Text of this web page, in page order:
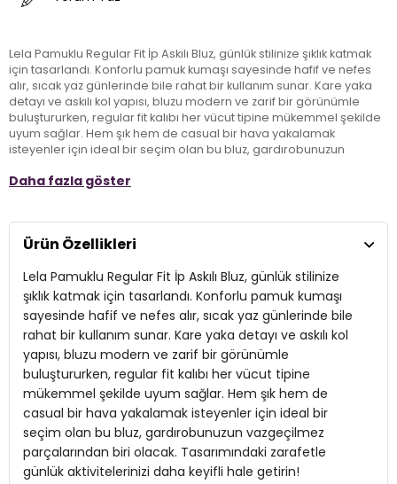
Lela Pamuklu Regular Fit İp Askılı Bluz, günlük stilinize şıklık katmak
için tasarlandı. Konforlu pamuk kumaşı sayesinde hafif ve nefes
alır, sıcak yaz günlerinde bile rahat bir kullanım sunar. Kare yaka
detayı ve askılı kol yapısı, bluzu modern ve zarif bir görünümle
buluştururken, regular fit kalıbı her vücut tipine mükemmel şekilde
uyum sağlar. Hem şık hem de casual bir hava yakalamak
isteyenler için ideal bir seçim olan bu bluz, gardırobunuzun
günlük aktivitelerinizi daha keyifli hale getirin!
Model:
Materyal:Pamuk
Yaka Tipi:Kare Yaka
Kol Tipi: Askılı
Kumaş Tipi:Belirtilmemiş
Boy:Standart
Kalıp Bilgisi:Regular Fit
Daha fazla göster
Ürün Özellikleri
Lela Pamuklu Regular Fit İp Askılı Bluz, günlük stilinize
şıklık katmak için tasarlandı. Konforlu pamuk kumaşı
sayesinde hafif ve nefes alır, sıcak yaz günlerinde bile
rahat bir kullanım sunar. Kare yaka detayı ve askılı kol
yapısı, bluzu modern ve zarif bir görünümle
buluştururken, regular fit kalıbı her vücut tipine
mükemmel şekilde uyum sağlar. Hem şık hem de
casual bir hava yakalamak isteyenler için ideal bir
seçim olan bu bluz, gardırobunuzun vazgeçilmez
parçalarından biri olacak. Tasarımındaki zarafetle
günlük aktivitelerinizi daha keyifli hale getirin!